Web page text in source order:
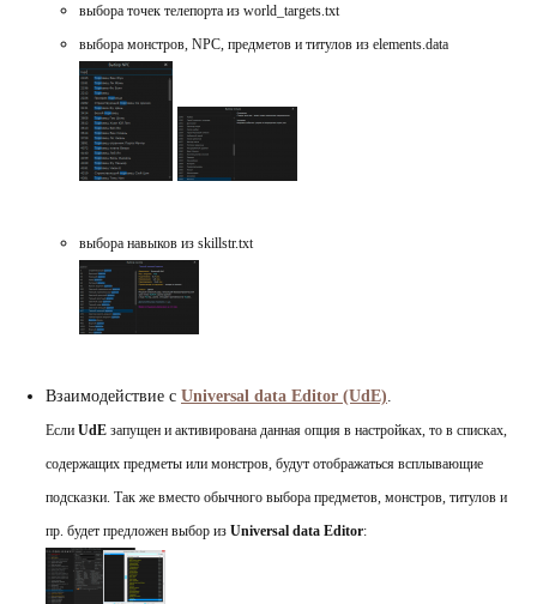
выбора точек телепорта из world_targets.txt
выбора монстров, NPC, предметов и титулов из elements.data
выбора навыков из skillstr.txt
Взаимодействие с Universal data Editor (UdE).
Если UdE запущен и активирована данная опция в настройках, то в списках,
содержащих предметы или монстров, будут отображаться всплывающие
подсказки. Так же вместо обычного выбора предметов, монстров, титулов и
пр. будет предложен выбор из Universal data Editor: